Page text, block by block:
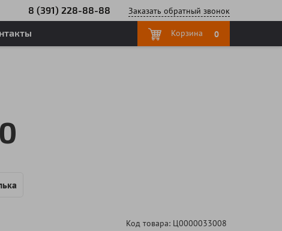
8 (391) 228-88-88 Заказать обратный звонок
Корзина 0
Код товара: Ц0000033008